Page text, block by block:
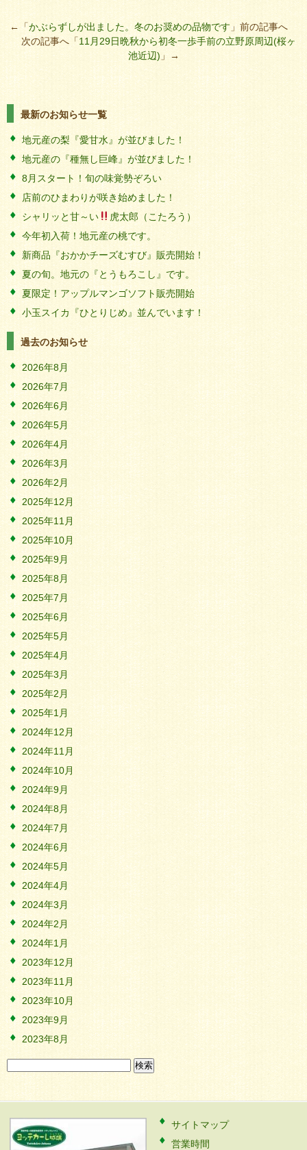
←「かぶらずしが出ました。冬のお奨めの品物です 」前の記事へ
次の記事へ「11月29日晩秋から初冬一歩手前の立野原周辺(桜ヶ
池近辺) 」→
最新のお知らせ一覧
地元産の梨『愛甘水』が並びました！
地元産の『種無し巨峰』が並びました！
8月スタート！旬の味覚勢ぞろい
店前のひまわりが咲き始めました！
シャリッと甘～い
虎太郎（こたろう）
今年初入荷！地元産の桃です。
新商品『おかかチーズむすび』販売開始！
夏の旬。地元の『とうもろこし』です。
夏限定！アップルマンゴソフト販売開始
小玉スイカ『ひとりじめ』並んでいます！
過去のお知らせ
2026年8月
2026年7月
2026年6月
2026年5月
2026年4月
2026年3月
2026年2月
2025年12月
2025年11月
2025年10月
2025年9月
2025年8月
2025年7月
2025年6月
2025年5月
2025年4月
2025年3月
2025年2月
2025年1月
2024年12月
2024年11月
2024年10月
2024年9月
2024年8月
2024年7月
2024年6月
2024年5月
2024年4月
2024年3月
2024年2月
2024年1月
2023年12月
2023年11月
2023年10月
2023年9月
2023年8月
索:
サイトマップ
営業時間